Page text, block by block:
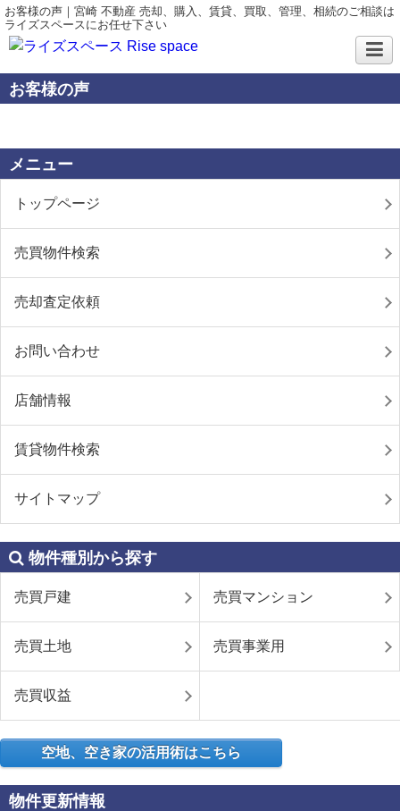
お客様の声｜宮崎 不動産 売却、購入、賃貸、買取、管理、相続のご相談は
ライズスペースにお任せ下さい
お客様の声
メニュー
トップページ
売買物件検索
売却査定依頼
お問い合わせ
店舗情報
賃貸物件検索
サイトマップ
物件種別から探す
売買戸建 売買マンション
売買土地 売買事業用
売買収益
空地、空き家の活用術はこちら
物件更新情報